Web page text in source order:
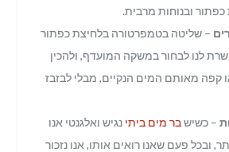
ובנוחות מרבית.
– שליטה בטמפרטורה בלחיצת כפתור
לנו לבחור במשקה המועדף, ולהכין
קפה מאותם המים הנקיים, מבלי לבזבז
– כשישבר מים ביתי נגיש ואלגנטי אנו
ובכל פעם שאנו רואים אותו, אנו נזכור